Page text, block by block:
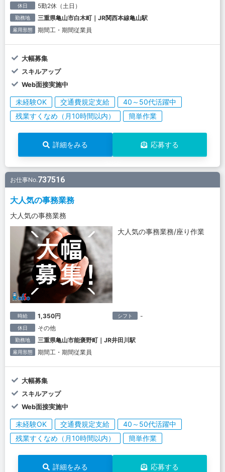
休日 5勤2休（土日）
勤務地 三重県亀山市白木町｜JR関西本線亀山駅
雇用形態 期間工・期間従業員
大幅募集
スキルアップ
Web面接実施中
未経験OK 交通費規定支給
40～50代活躍中
残業すくなめ（月10時間以内）
簡単作業
詳細をみる 応募する
お仕事No.737516
大人気の事務業務
大人気の事務業務
大人気の事務業務/座り作業
時給 1,350円 シフト -
休日 その他
勤務地 三重県亀山市能褒野町｜JR井田川駅
雇用形態 期間工・期間従業員
大幅募集
スキルアップ
Web面接実施中
未経験OK 交通費規定支給
40～50代活躍中
残業すくなめ（月10時間以内）
簡単作業
詳細をみる 応募する